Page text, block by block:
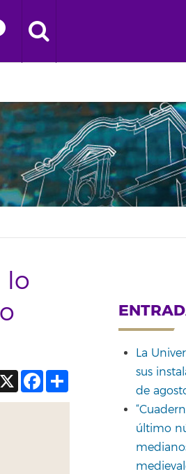
lo
Facebook
X
La
sus
de
último